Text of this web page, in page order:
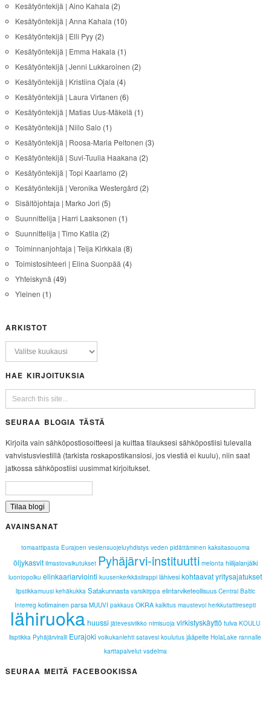
Kesätyöntekijä | Aino Kahala (2)
Kesätyöntekijä | Anna Kahala (10)
Kesätyöntekijä | Elli Pyy(2)
Kesätyöntekijä | Emma Hakala (1)
Kesätyöntekijä | Jenni Lukkaroinen (2)
Kesätyöntekijä | Kristiina Ojala (4)
Kesätyöntekijä | Laura Virtanen (6)
Kesätyöntekijä | Matias Uus-Mäkelä (1)
Kesätyöntekijä | Niilo Salo (1)
Kesätyöntekijä | Roosa-Maria Peltonen (3)
Kesätyöntekijä | Suvi-Tuulia Haakana (2)
Kesätyöntekijä | Topi Kaarlamo (2)
Kesätyöntekijä | Veronika Westergård (2)
Sisältöjohtaja | Marko Jori (5)
Suunnittelija | Harri Laaksonen (1)
Suunnittelija | Timo Katila (2)
Toiminnanjohtaja | Teija Kirkkala (8)
Toimistosihteeri | Elina Suonpää (4)
Yhteiskynä (49)
Yleinen (1)
ARKISTOT
HAE KIRJOITUKSIA
SEURAA BLOGIA TÄSTÄ
Kirjoita vain sähköpostiosoitteesi ja kuittaa tilauksesi sähköpostiisi tulevalla
vahvistusviestillä (tarkista roskapostikansiosi, jos viestiä ei kuulu), niin saat
jatkossa sähköpostiisi uusimmat kirjoitukset.
AVAINSANAT
tomaattipasta Eurajoen vesiensuojeluyhdistys veden pidättäminen kaksitasouoma
öljykasvit ilmastovaikutukset Pyhäjärvi-instituutti melonta hiilijalanjälki
luontopolku elinkaariarviointi kuusenkerkkäsiirappi lähivesi kohtaavat yritysajatukset
lipstikkamuusi kehäkukka Satakunnasta varsikirppa elintarviketeollisuus Central Baltic
Interreg kotimainen parsa MUUVI pakkaus OKRA kalkitus maustevoi herkkutattiresepti
lähiruoka huussi jätevesiviikko nimisuoja virkistyskäyttö tulva KOULU
lisptikka Pyhäjärviralli Eurajoki voikukanlehti satavesi koulutus jääpeite HolaLake rannalle
karttapalvelut vadelma
SEURAA MEITÄ FACEBOOKISSA